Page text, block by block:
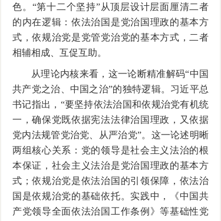
色。“第十二个坚持”从顶层设计层面厘清二者
的内在逻辑：依法治国是党治国理政的基本方
式，依规治党是党管党治党的基本方式，二者
相辅相成、互促互助。
从理论内核来看，这一论断精准解码“中国
共产党之治、中国之治”的独特逻辑。习近平总
书记指出，“要坚持依法治国和依规治党有机统
一，确保党既依据宪法法律治国理政，又依据
党内法规管党治党、从严治党”。这一论述明晰
两组核心关系：党的领导是社会主义法治的根
本保证，社会主义法治是党治国理政的基本方
式；依规治党是依法治国的引领保障，依法治
国是依规治党的基础依托。实践中，《中国共
产党领导全面依法治国工作条例》等基础性党